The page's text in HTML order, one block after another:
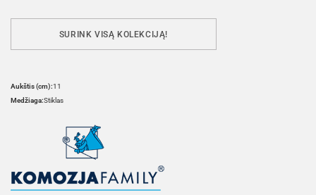
SURINK VISĄ KOLEKCIJĄ!
Aukštis (cm):11
Medžiaga:Stiklas